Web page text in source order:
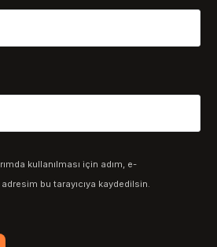
kullanılması için adım, e-
bu tarayıcıya kaydedilsin.